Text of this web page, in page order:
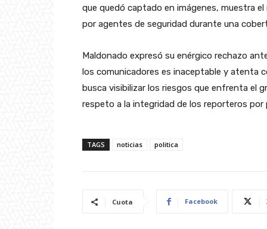
que quedó captado en imágenes, muestra
por agentes de seguridad durante una
Maldonado expresó su enérgico rechazo
los comunicadores es inaceptable y atenta
busca visibilizar los riesgos que enfrenta el
respeto a la integridad de los reporteros
TAGS noticias politica
Cuota Facebook